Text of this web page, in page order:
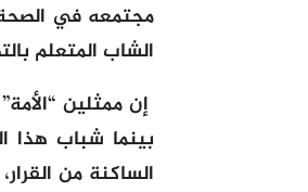
مجتمعه في
الشاب المتعلم
إن ممثلين
بينما شباب هذا
الساكنة من